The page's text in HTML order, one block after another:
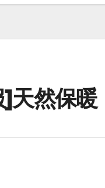
天然保暖